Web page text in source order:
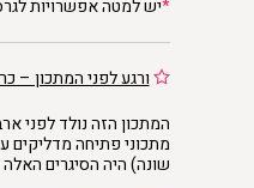
*יש למטה אפשרויות
ורגע לפני המתכון –
המתכון הזה נולד לפני
מתכוני פתיחה
שונה) היה הסיגרים